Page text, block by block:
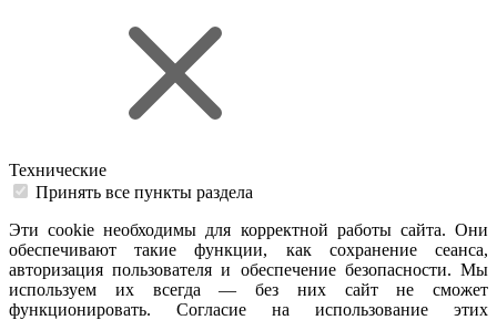
Технические
Принять все пункты раздела
Эти cookie необходимы для корректной работы сайта. Они
обеспечивают такие функции, как сохранение сеанса,
авторизация пользователя и обеспечение безопасности. Мы
используем их всегда — без них сайт не сможет
функционировать. Согласие на использование этих